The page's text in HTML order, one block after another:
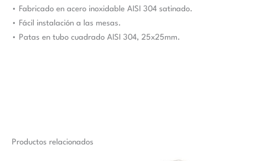
• Fabricado en acero inoxidable AISI 304 satinado.
• Fácil instalación a las mesas.
• Patas en tubo cuadrado AISI 304, 25x25mm.
Productos relacionados